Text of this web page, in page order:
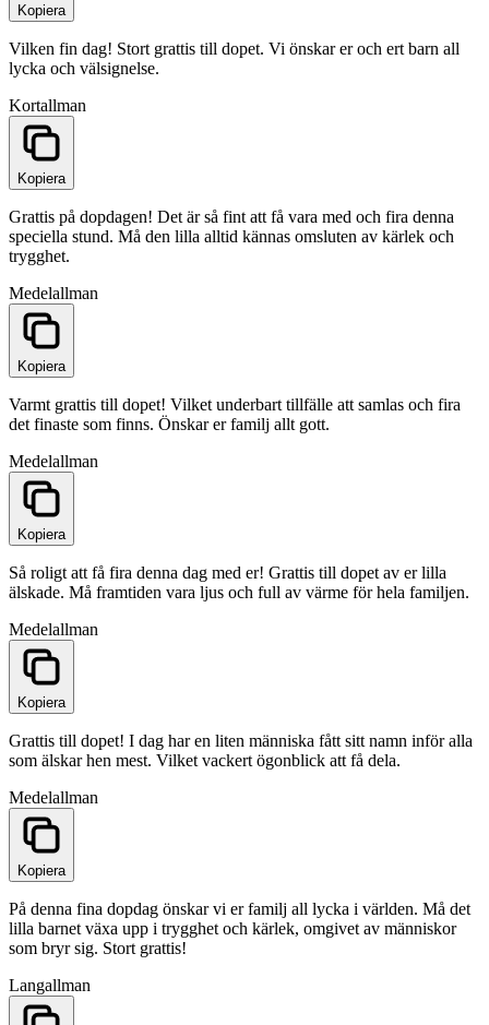
Kopiera
Vilken fin dag! Stort grattis till dopet. Vi önskar er och ert barn all
lycka och välsignelse.
Kortallman
Kopiera
Grattis på dopdagen! Det är så fint att få vara med och fira denna
speciella stund. Må den lilla alltid kännas omsluten av kärlek och
trygghet.
Medelallman
Kopiera
Varmt grattis till dopet! Vilket underbart tillfälle att samlas och fira
det finaste som finns. Önskar er familj allt gott.
Medelallman
Kopiera
Så roligt att få fira denna dag med er! Grattis till dopet av er lilla
älskade. Må framtiden vara ljus och full av värme för hela familjen.
Medelallman
Kopiera
Grattis till dopet! I dag har en liten människa fått sitt namn inför alla
som älskar hen mest. Vilket vackert ögonblick att få dela.
Medelallman
Kopiera
På denna fina dopdag önskar vi er familj all lycka i världen. Må det
lilla barnet växa upp i trygghet och kärlek, omgivet av människor
som bryr sig. Stort grattis!
Langallman